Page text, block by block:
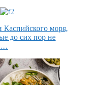
Каспийского моря,
до сих пор не